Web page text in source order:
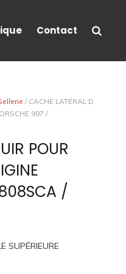
Contact
/ CACHE LATÉRAL D
997 /
POUR
/
SUPÉRIEURE